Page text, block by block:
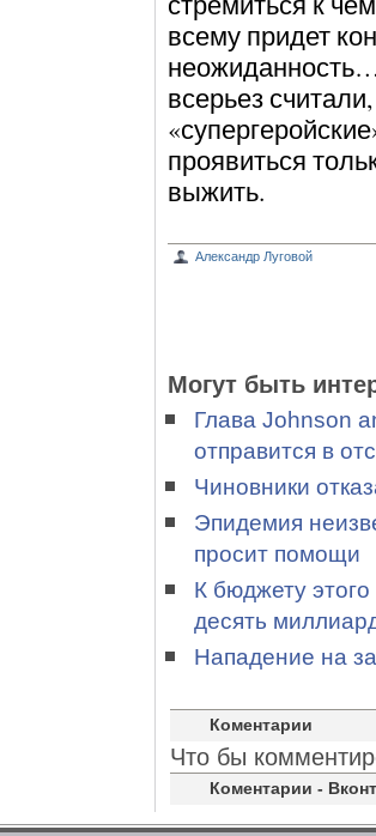
всему придет
всерьез
проявиться
выжить.
Александр Луговой
Могут быть
Глава Johnson
отправится в
Чиновники
Эпидемия
просит помощи
К бюджету
десять
Нападение на
Коментарии
Что бы
Коментарии -